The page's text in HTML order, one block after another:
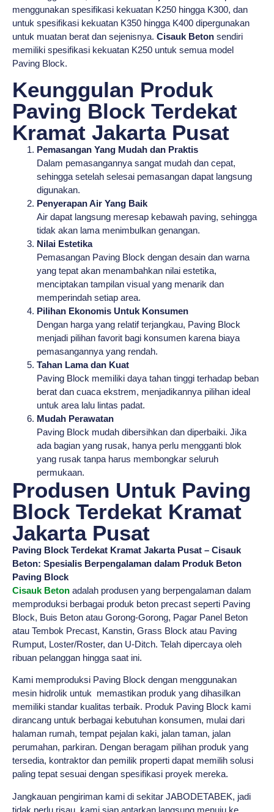
menggunakan spesifikasi kekuatan K250 hingga K300, dan
untuk spesifikasi kekuatan K350 hingga K400 dipergunakan
untuk muatan berat dan sejenisnya. Cisauk Beton sendiri
memiliki spesifikasi kekuatan K250 untuk semua model
Paving Block.
Keunggulan Produk
Paving Block Terdekat
Kramat Jakarta Pusat
Pemasangan Yang Mudah dan Praktis
Dalam pemasangannya sangat mudah dan cepat,
sehingga setelah selesai pemasangan dapat langsung
digunakan.
Penyerapan Air Yang Baik
Air dapat langsung meresap kebawah paving, sehingga
tidak akan lama menimbulkan genangan.
Nilai Estetika
Pemasangan Paving Block dengan desain dan warna
yang tepat akan menambahkan nilai estetika,
menciptakan tampilan visual yang menarik dan
memperindah setiap area.
Pilihan Ekonomis Untuk Konsumen
Dengan harga yang relatif terjangkau, Paving Block
menjadi pilihan favorit bagi konsumen karena biaya
pemasangannya yang rendah.
Tahan Lama dan Kuat
Paving Block memiliki daya tahan tinggi terhadap beban
berat dan cuaca ekstrem, menjadikannya pilihan ideal
untuk area lalu lintas padat.
Mudah Perawatan
Paving Block mudah dibersihkan dan diperbaiki. Jika
ada bagian yang rusak, hanya perlu mengganti blok
yang rusak tanpa harus membongkar seluruh
permukaan.
Produsen Untuk Paving
Block Terdekat Kramat
Jakarta Pusat
Paving Block Terdekat Kramat Jakarta Pusat – Cisauk
Beton: Spesialis Berpengalaman dalam Produk Beton
Paving Block
Cisauk Beton adalah produsen yang berpengalaman dalam
memproduksi berbagai produk beton precast seperti Paving
Block, Buis Beton atau Gorong-Gorong, Pagar Panel Beton
atau Tembok Precast, Kanstin, Grass Block atau Paving
Rumput, Loster/Roster, dan U-Ditch. Telah dipercaya oleh
ribuan pelanggan hingga saat ini.
Kami memproduksi Paving Block dengan menggunakan
mesin hidrolik untuk memastikan produk yang dihasilkan
memiliki standar kualitas terbaik. Produk Paving Block kami
dirancang untuk berbagai kebutuhan konsumen, mulai dari
halaman rumah, tempat pejalan kaki, jalan taman, jalan
perumahan, parkiran. Dengan beragam pilihan produk yang
tersedia, kontraktor dan pemilik properti dapat memilih solusi
paling tepat sesuai dengan spesifikasi proyek mereka.
Jangkauan pengiriman kami di sekitar JABODETABEK, jadi
tidak perlu risau, kami siap antarkan langsung menuju ke